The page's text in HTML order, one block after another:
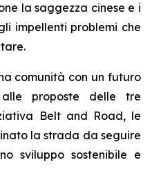
la saggezza cinese e i
impellenti problemi che
comunità con un futuro
alle proposte delle tre
Belt and Road, le
la strada da seguire
sviluppo sostenibile e